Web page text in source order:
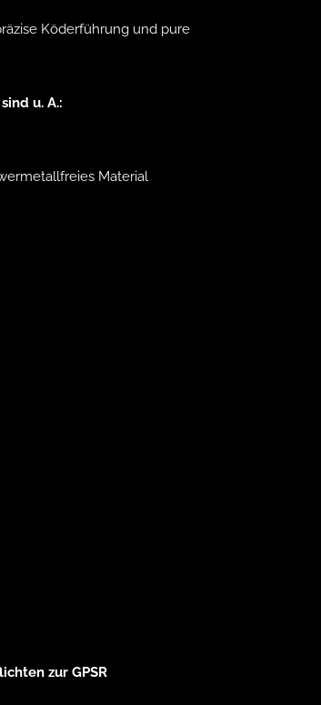
Köderführung und pure
u. A.:
Material
zur GPSR